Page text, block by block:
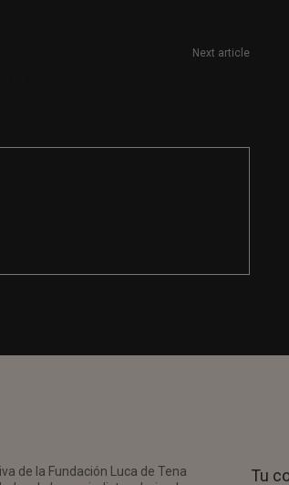
Next article
de la Fundación Luca de Tena